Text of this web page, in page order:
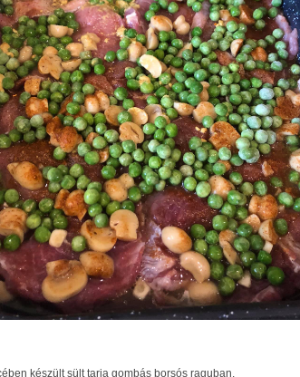
készült sült tarja gombás borsós raguban.